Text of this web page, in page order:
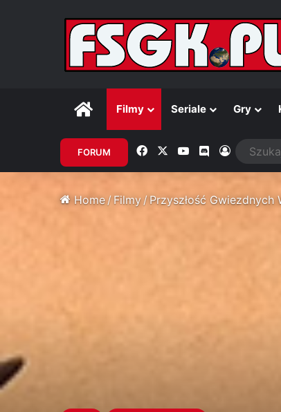
GłównaFilmy Seriale Gry
FORUM Facebook YouTubeDiscordZaloguj
Home/Filmy /Przyszłość Gwiezdnych